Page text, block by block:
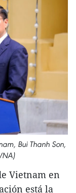
Bui Thanh Son,
Vietnam en
está la